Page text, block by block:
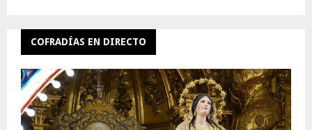
COFRADÍAS EN DIRECTO